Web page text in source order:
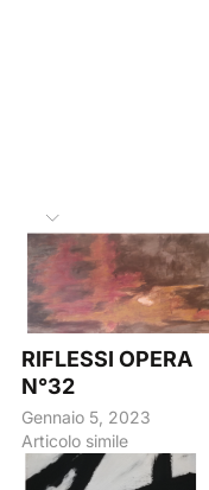
RIFLESSI OPERA
N°32
Gennaio 5, 2023
Articolo simile